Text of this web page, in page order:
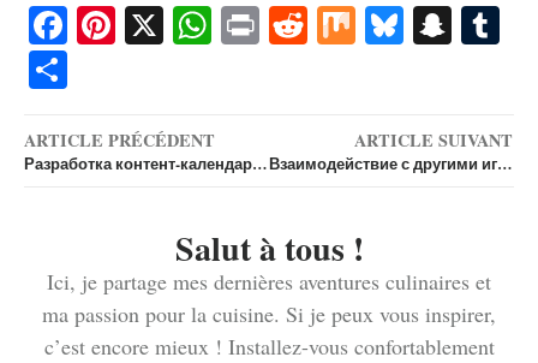
Facebook
Pinterest
X WhatsApp
PrintReddit
Mix
ARTICLE PRÉCÉDENT
Разработка контент-календаря с элементами 1вин
ARTICLE SUIVANT
Взаимодействие с другими игроками на 1win казино
Salut à tous !
Ici, je partage mes dernières aventures culinaires et
ma passion pour la cuisine. Si je peux vous inspirer,
c’est encore mieux ! Installez-vous confortablement